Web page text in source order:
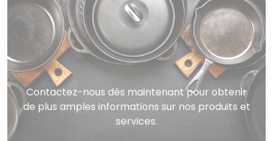
Contactez-nous dès maintenant pour obtenir
de plus amples informations sur nos produits et
services.